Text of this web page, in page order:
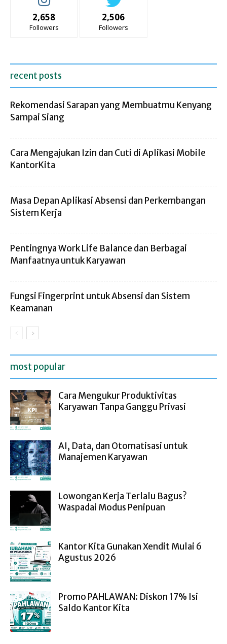
2,658
Followers
2,506
Followers
recent posts
Rekomendasi Sarapan yang Membuatmu Kenyang
Sampai Siang
Cara Mengajukan Izin dan Cuti di Aplikasi Mobile
KantorKita
Masa Depan Aplikasi Absensi dan Perkembangan
Sistem Kerja
Pentingnya Work Life Balance dan Berbagai
Manfaatnya untuk Karyawan
Fungsi Fingerprint untuk Absensi dan Sistem
Keamanan
most popular
Cara Mengukur Produktivitas
Karyawan Tanpa Ganggu Privasi
AI, Data, dan Otomatisasi untuk
Manajemen Karyawan
Lowongan Kerja Terlalu Bagus?
Waspadai Modus Penipuan
Kantor Kita Gunakan Xendit Mulai 6
Agustus 2026
Promo PAHLAWAN: Diskon 17% Isi
Saldo Kantor Kita